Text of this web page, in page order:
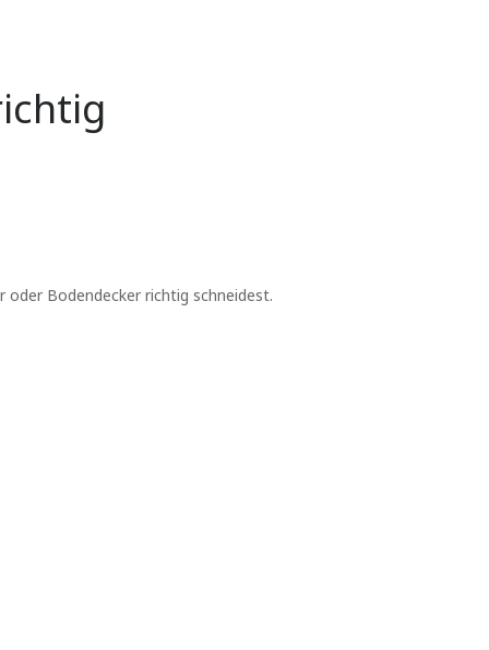
Bodendecker richtig schneidest.